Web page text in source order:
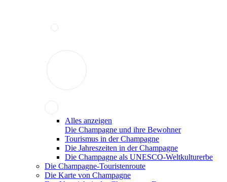
Alles anzeigen
Die Champagne und ihre Bewohner
Tourismus in der Champagne
Die Jahreszeiten in der Champagne
Die Champagne als UNESCO-Weltkulturerbe
Die Champagne-Touristenroute
Die Karte von Champagne